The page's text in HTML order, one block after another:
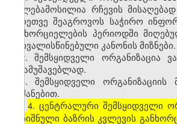
უფლებამოსილია რჩევის
აგრეთვე შეაგროვოს საჭირო
განხორციელების პერიოდში
გათვალისწინებული კანონის მიზნები.
2. შემსყიდველი
შესამუშავებლად.
3. შემსყიდველი
ბრძანებით.
4. ცენტრალური შემსყიდველი
აღნიშნული ბაზრის კვლევის